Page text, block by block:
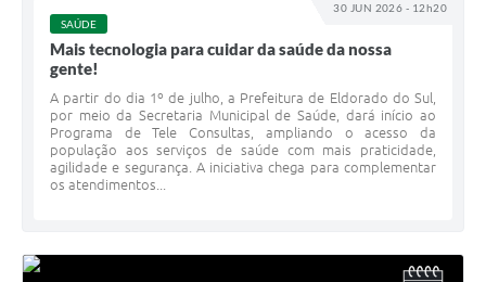
30 JUN 2026 - 12h20
SAÚDE
Mais tecnologia para cuidar da saúde da nossa
gente!
A partir do dia 1º de julho, a Prefeitura de Eldorado do Sul,
por meio da Secretaria Municipal de Saúde, dará início ao
Programa de Tele Consultas, ampliando o acesso da
população aos serviços de saúde com mais praticidade,
agilidade e segurança. A iniciativa chega para complementar
os atendimentos...